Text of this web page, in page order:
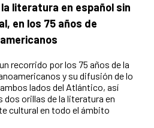
literatura en español sin
en los 75 años de
recorrido por los 75 años de la
y su difusión de lo
lados del Atlántico, así
dos orillas de la literatura en
cultural en todo el ámbito